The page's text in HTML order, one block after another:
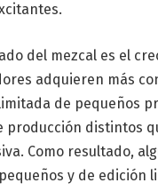
del mezcal es el
adquieren más
de pequeños
distintos
Como resultado,
y de edición